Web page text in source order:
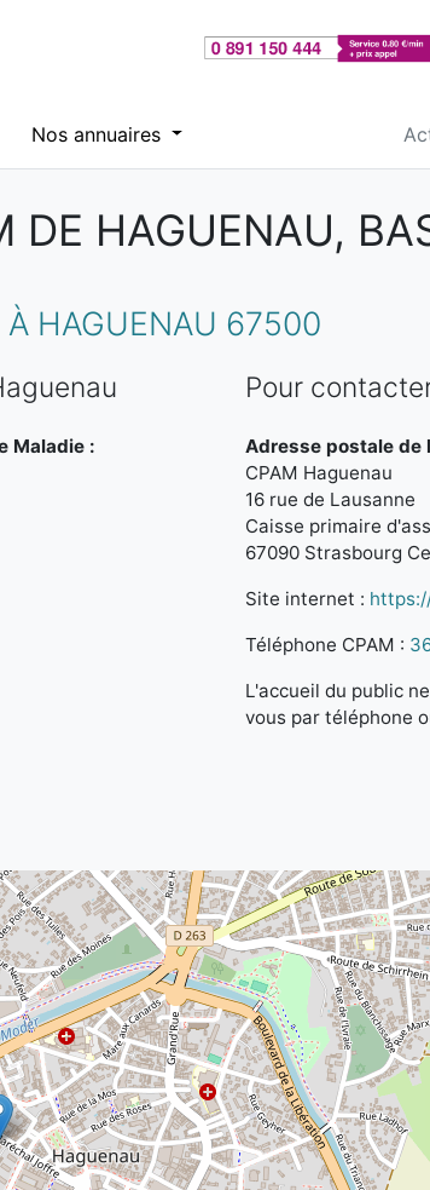
Nos annuaires
DE HAGUENAU,
À HAGUENAU 67500
Maladie :
Pour
Adresse postale de
CPAM Haguenau
16 rue de Lausanne
Caisse primaire
67090 Strasbourg
Site internet :
Téléphone CPAM :
L'accueil du public
vous par téléphone